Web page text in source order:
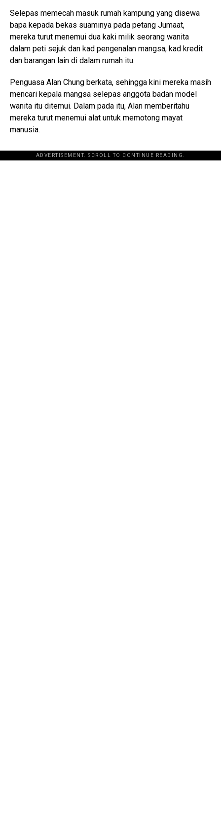
Selepas memecah masuk rumah kampung yang disewa
bapa kepada bekas suaminya pada petang Jumaat,
mereka turut menemui dua kaki milik seorang wanita
dalam peti sejuk dan kad pengenalan mangsa, kad kredit
dan barangan lain di dalam rumah itu.
Penguasa Alan Chung berkata, sehingga kini mereka masih
mencari kepala mangsa selepas anggota badan model
wanita itu ditemui. Dalam pada itu, Alan memberitahu
mereka turut menemui alat untuk memotong mayat
manusia.
ADVERTISEMENT. SCROLL TO CONTINUE READING.